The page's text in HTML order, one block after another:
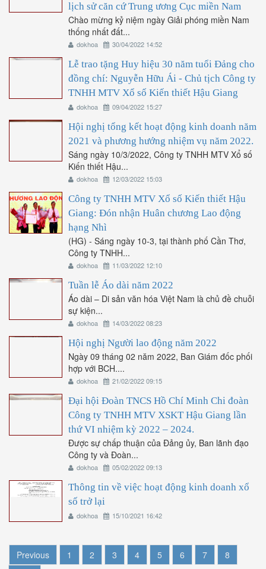
lịch sử căn cứ Trung ương Cục miền Nam
Chào mừng kỷ niệm ngày Giải phóng miền Nam
thống nhất đất...
dokhoa 30/04/2022 14:52
Lễ trao tặng Huy hiệu 30 năm tuổi Đảng cho
đồng chí: Nguyễn Hữu Ái - Chủ tịch Công ty
TNHH MTV Xổ số Kiến thiết Hậu Giang
dokhoa 09/04/2022 15:27
Hội nghị tổng kết hoạt động kinh doanh năm
2021 và phương hướng nhiệm vụ năm 2022.
Sáng ngày 10/3/2022, Công ty TNHH MTV Xổ số
Kiến thiết Hậu...
dokhoa 12/03/2022 15:03
Công ty TNHH MTV Xổ số Kiến thiết Hậu
Giang: Đón nhận Huân chương Lao động
hạng Nhì
(HG) - Sáng ngày 10-3, tại thành phố Cần Thơ,
Công ty TNHH...
dokhoa 11/03/2022 12:10
Tuần lễ Áo dài năm 2022
Áo dài – Di sản văn hóa Việt Nam là chủ đề chuỗi
sự kiện...
dokhoa 14/03/2022 08:23
Hội nghị Người lao động năm 2022
Ngày 09 tháng 02 năm 2022, Ban Giám đốc phối
hợp với BCH....
dokhoa 21/02/2022 09:15
Đại hội Đoàn TNCS Hồ Chí Minh Chi đoàn
Công ty TNHH MTV XSKT Hậu Giang lần
thứ VI nhiệm kỳ 2022 – 2024.
Được sự chấp thuận của Đảng ủy, Ban lãnh đạo
Công ty và Đoàn...
dokhoa 05/02/2022 09:13
Thông tin về việc hoạt động kinh doanh xổ
số trở lại
dokhoa 15/10/2021 16:42
Previous 1 2 3 4 5 6 7 8